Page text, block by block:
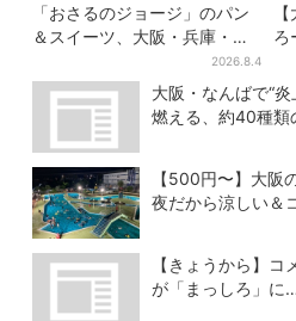
「おさるのジョージ」のパン
＆スイーツ、大阪・兵庫・京
都限定で【きょうから】発売
スタート
2026.8.4
ろ
実
ー
大阪・なんばで“
燃える、約40種類
【500円〜】大阪
夜だから涼しい＆
【きょうから】
が「まっしろ」に